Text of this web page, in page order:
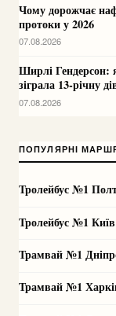
Чому дорожчає
протоки у 2026
07.08.2026
Ширлі Гендерсон:
зіграла 13-річну
07.08.2026
ПОПУЛЯРНІ
Тролейбус №1
Тролейбус №1 Київ
Трамвай №1
Трамвай №1